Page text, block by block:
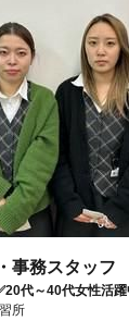
事務スタッフ
代～40代女性活躍
所